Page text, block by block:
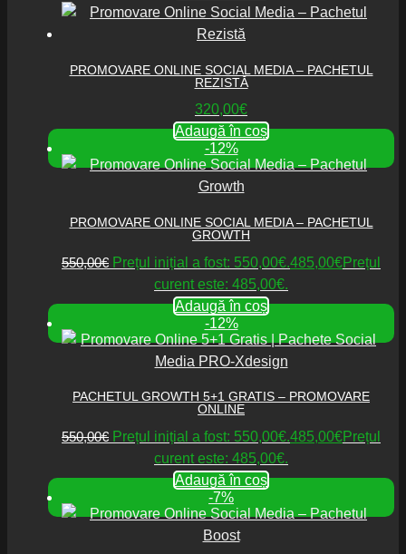
PROMOVARE ONLINE SOCIAL MEDIA – PACHETUL
REZISTĂ
320,00€
Adaugă în coș
-12%
PROMOVARE ONLINE SOCIAL MEDIA – PACHETUL
GROWTH
550,00€ Prețul inițial a fost: 550,00€.485,00€Prețul
curent este: 485,00€.
Adaugă în coș
-12%
PACHETUL GROWTH 5+1 GRATIS – PROMOVARE
ONLINE
550,00€ Prețul inițial a fost: 550,00€.485,00€Prețul
curent este: 485,00€.
Adaugă în coș
-7%